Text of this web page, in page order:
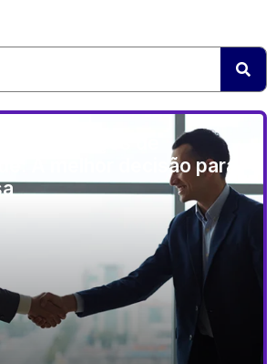
de Serviços de
A melhor decisão para